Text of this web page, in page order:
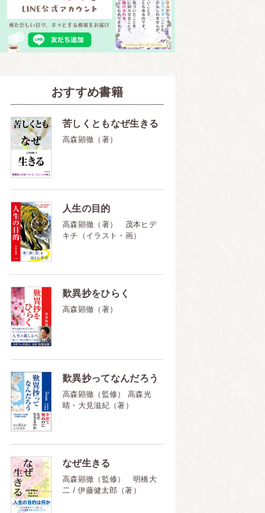
おすすめ書籍
苦しくともなぜ生きる
高森顕徹（著）
人生の目的
高森顕徹（著） 茂本ヒデ
キチ（イラスト・画）
歎異抄をひらく
高森顕徹（著）
歎異抄ってなんだろう
高森顕徹（監修） 高森光
晴・大見滋紀（著）
なぜ生きる
高森顕徹（監修） 明橋大
二 / 伊藤健太郎（著）